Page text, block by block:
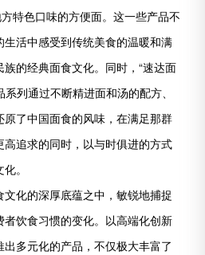
特色口味的方便面。这一些产品不
活中感受到传统美食的温暖和满
的经典面食文化。同时，“速达面
列通过不断精进面和汤的配方、
了中国面食的风味，在满足那群
追求的同时，以与时俱进的方式
。
化的深厚底蕴之中，敏锐地捕捉
饮食习惯的变化。以高端化创新
多元化的产品，不仅极大丰富了